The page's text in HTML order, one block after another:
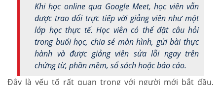
Khi học online qua Google Meet, học viên vẫn
được trao đổi trực tiếp với giảng viên như một
lớp học thực tế. Học viên có thể đặt câu hỏi
trong buổi học, chia sẻ màn hình, gửi bài thực
hành và được giảng viên sửa lỗi ngay trên
chứng từ, phần mềm, sổ sách hoặc báo cáo.
Đây là yếu tố rất quan trọng với người mới bắt đầu,